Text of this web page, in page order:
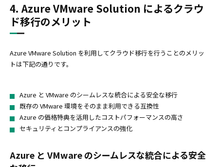
4. Azure VMware Solution によるクラウ
ド移行のメリット
Azure VMware Solution を利用してクラウド移行を行うことのメリッ
トは下記の通りです。
Azure と VMware のシームレスな統合による安全な移行
既存の VMware 環境をそのまま利用できる互換性
Azure の価格特典を活用したコストパフォーマンスの高さ
セキュリティとコンプライアンスの強化
Azure と VMware のシームレスな統合による安全